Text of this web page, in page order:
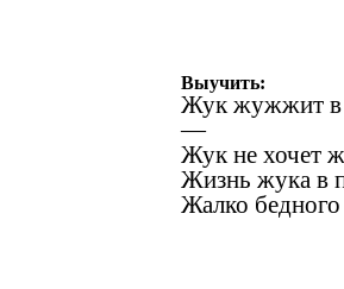
Выучить:
Жук жужжит в
—
Жук не хочет
Жизнь жука в
Жалко